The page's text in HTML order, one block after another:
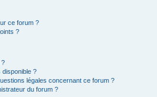
ce forum ?
?
?
disponible ?
légales concernant ce forum ?
du forum ?